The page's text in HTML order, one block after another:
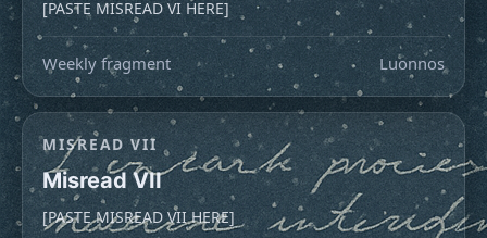
[PASTE MISREAD VI HERE]
Weekly fragment Luonnos
MISREAD VII
Misread VII
[PASTE MISREAD VII HERE]